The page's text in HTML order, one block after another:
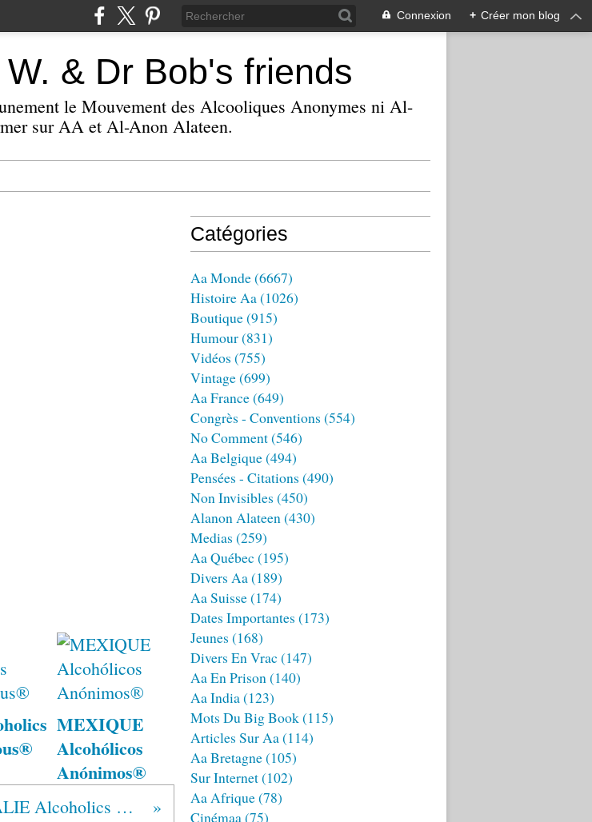
Connexion + Créer mon blog
& Dr Bob's friends
le Mouvement des Alcooliques Anonymes ni Al-
sur AA et Al-Anon Alateen.
MEXIQUE
Alcohólicos
Anónimos®
AUSTRALIE Alcoholics Anonymous
Catégories
Aa Monde(6667)
Histoire Aa(1026)
Boutique(915)
Humour(831)
Vidéos (755)
Vintage(699)
Aa France(649)
Congrès - Conventions (554)
No Comment(546)
Aa Belgique(494)
Pensées - Citations (490)
Non Invisibles (450)
Alanon Alateen(430)
Medias (259)
Aa Québec (195)
Divers Aa(189)
Aa Suisse(174)
Dates Importantes (173)
Jeunes (168)
Divers En Vrac (147)
Aa En Prison(140)
Aa India(123)
Mots Du Big Book(115)
Articles Sur Aa(114)
Aa Bretagne(105)
Sur Internet(102)
Aa Afrique(78)
Cinémaa(75)